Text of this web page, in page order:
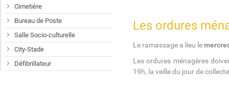
Les ordures
Le ramassage a lieu le
Les ordures ménagères
19h, la veille du jour de
Cimetière
Bureau de Poste
Salle Socio-culturelle
City-Stade
Défibrillateur